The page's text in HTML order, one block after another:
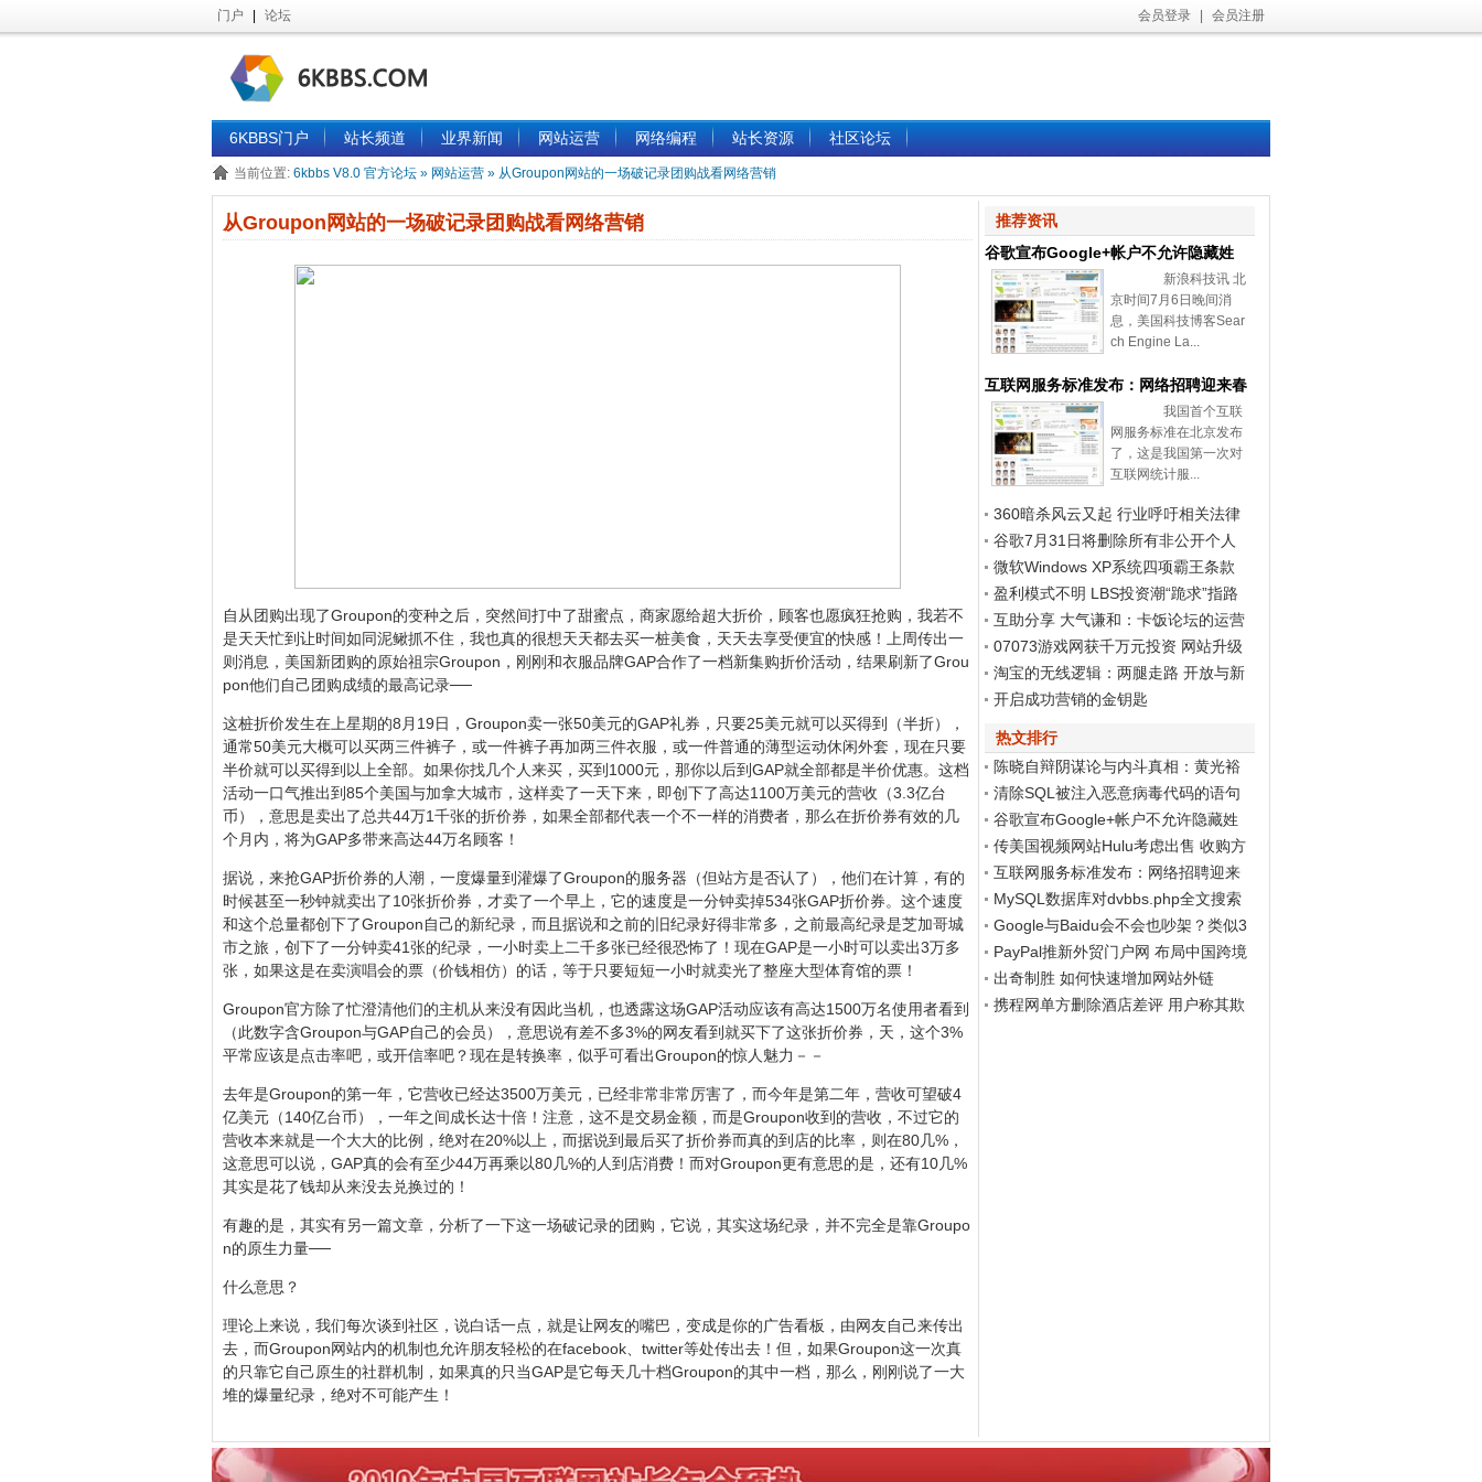
门户 论坛 会员登录 会员注册
6KBBS门户 站长频道 业界新闻 网站运营 网络编程 站长资源 社区论坛
当前位置: 6kbbs V8.0 官方论坛 » 网站运营 » 从Groupon网站的一场破记录团购战看网络营销
从Groupon网站的一场破记录团购战看网络营销
自从团购出现了Groupon的变种之后，突然间打中了甜蜜点，商家愿给超大折价，顾客也愿疯狂抢购，我若不
是天天忙到让时间如同泥鳅抓不住，我也真的很想天天都去买一桩美食，天天去享受便宜的快感！上周传出一
则消息，美国新团购的原始祖宗Groupon，刚刚和衣服品牌GAP合作了一档新集购折价活动，结果刷新了Grou
pon他们自己团购成绩的最高记录──
这桩折价发生在上星期的8月19日，Groupon卖一张50美元的GAP礼券，只要25美元就可以买得到（半折），
通常50美元大概可以买两三件裤子，或一件裤子再加两三件衣服，或一件普通的薄型运动休闲外套，现在只要
半价就可以买得到以上全部。如果你找几个人来买，买到1000元，那你以后到GAP就全部都是半价优惠。这档
活动一口气推出到85个美国与加拿大城市，这样卖了一天下来，即创下了高达1100万美元的营收（3.3亿台
币），意思是卖出了总共44万1千张的折价券，如果全部都代表一个不一样的消费者，那么在折价券有效的几
个月内，将为GAP多带来高达44万名顾客！
据说，来抢GAP折价券的人潮，一度爆量到灌爆了Groupon的服务器（但站方是否认了），他们在计算，有的
时候甚至一秒钟就卖出了10张折价券，才卖了一个早上，它的速度是一分钟卖掉534张GAP折价券。这个速度
和这个总量都创下了Groupon自己的新纪录，而且据说和之前的旧纪录好得非常多，之前最高纪录是芝加哥城
市之旅，创下了一分钟卖41张的纪录，一小时卖上二千多张已经很恐怖了！现在GAP是一小时可以卖出3万多
张，如果这是在卖演唱会的票（价钱相仿）的话，等于只要短短一小时就卖光了整座大型体育馆的票！
Groupon官方除了忙澄清他们的主机从来没有因此当机，也透露这场GAP活动应该有高达1500万名使用者看到
（此数字含Groupon与GAP自己的会员），意思说有差不多3%的网友看到就买下了这张折价券，天，这个3%
平常应该是点击率吧，或开信率吧？现在是转换率，似乎可看出Groupon的惊人魅力－－
去年是Groupon的第一年，它营收已经达3500万美元，已经非常非常厉害了，而今年是第二年，营收可望破4
亿美元（140亿台币），一年之间成长达十倍！注意，这不是交易金额，而是Groupon收到的营收，不过它的
营收本来就是一个大大的比例，绝对在20%以上，而据说到最后买了折价券而真的到店的比率，则在80几%，
这意思可以说，GAP真的会有至少44万再乘以80几%的人到店消费！而对Groupon更有意思的是，还有10几%
其实是花了钱却从来没去兑换过的！
有趣的是，其实有另一篇文章，分析了一下这一场破记录的团购，它说，其实这场纪录，并不完全是靠Groupo
n的原生力量──
什么意思？
理论上来说，我们每次谈到社区，说白话一点，就是让网友的嘴巴，变成是你的广告看板，由网友自己来传出
去，而Groupon网站内的机制也允许朋友轻松的在facebook、twitter等处传出去！但，如果Groupon这一次真
的只靠它自己原生的社群机制，如果真的只当GAP是它每天几十档Groupon的其中一档，那么，刚刚说了一大
堆的爆量纪录，绝对不可能产生！
推荐资讯
谷歌宣布Google+帐户不允许隐藏姓
名和性别
新浪科技讯 北
京时间7月6日晚间消
息，美国科技博客Sear
ch Engine La...
互联网服务标准发布：网络招聘迎来春
天
我国首个互联
网服务标准在北京发布
了，这是我国第一次对
互联网统计服...
360暗杀风云又起 行业呼吁相关法律
尽快出台
谷歌7月31日将删除所有非公开个人
资料页面
微软Windows XP系统四项霸王条款
被判无效
盈利模式不明 LBS投资潮“跪求”指路
标互助分享 大气谦和：卡饭论坛的运营
之道
07073游戏网获千万元投资 网站升级
Discuz! X2再度发力
淘宝的无线逻辑：两腿走路 开放与新
商业生态
开启成功营销的金钥匙
热文排行
陈晓自辩阴谋论与内斗真相：黄光裕
智商高
清除SQL被注入恶意病毒代码的语句
谷歌宣布Google+帐户不允许隐藏姓
名和性别
传美国视频网站Hulu考虑出售 收购方
非谷歌
互联网服务标准发布：网络招聘迎来
春天
MySQL数据库对dvbbs.php全文搜索
的完全分析
Google与Baidu会不会也吵架？类似3
60与腾讯...
PayPal推新外贸门户网 布局中国跨境
电子商务
出奇制胜 如何快速增加网站外链
携程网单方删除酒店差评 用户称其欺